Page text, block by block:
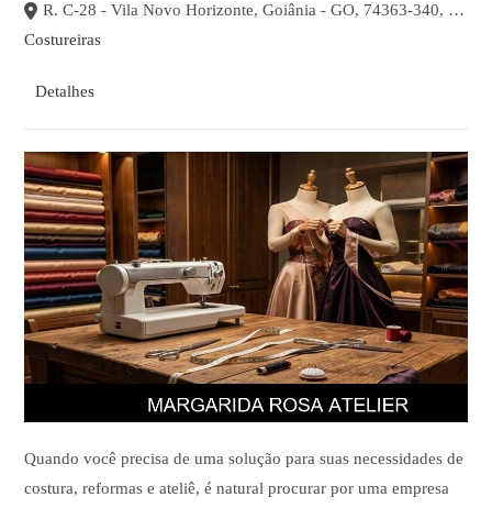
R. C-28 - Vila Novo Horizonte, Goiânia - GO, 74363-340, Brasil
Costureiras
Detalhes
Quando você precisa de uma solução para suas necessidades de
costura, reformas e ateliê, é natural procurar por uma empresa